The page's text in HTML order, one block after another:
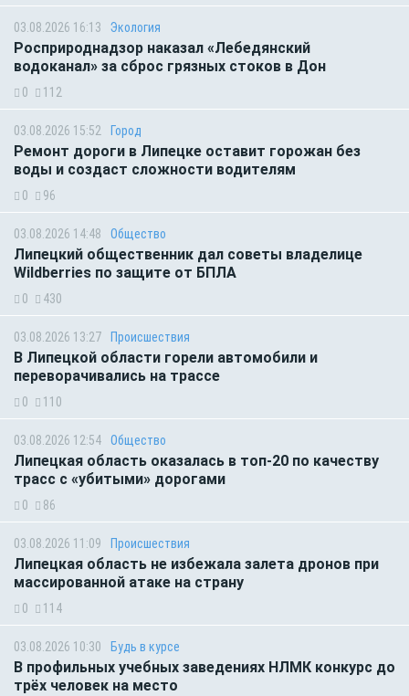
03.08.2026 16:13 Экология
Росприроднадзор наказал «Лебедянский
водоканал» за сброс грязных стоков в Дон
0 112
03.08.2026 15:52 Город
Ремонт дороги в Липецке оставит горожан без
воды и создаст сложности водителям
0 96
03.08.2026 14:48 Общество
Липецкий общественник дал советы владелице
Wildberries по защите от БПЛА
0 430
03.08.2026 13:27 Происшествия
В Липецкой области горели автомобили и
переворачивались на трассе
0 110
03.08.2026 12:54 Общество
Липецкая область оказалась в топ-20 по качеству
трасс с «убитыми» дорогами
0 86
03.08.2026 11:09 Происшествия
Липецкая область не избежала залета дронов при
массированной атаке на страну
0 114
03.08.2026 10:30 Будь в курсе
В профильных учебных заведениях НЛМК конкурс до
трёх человек на место